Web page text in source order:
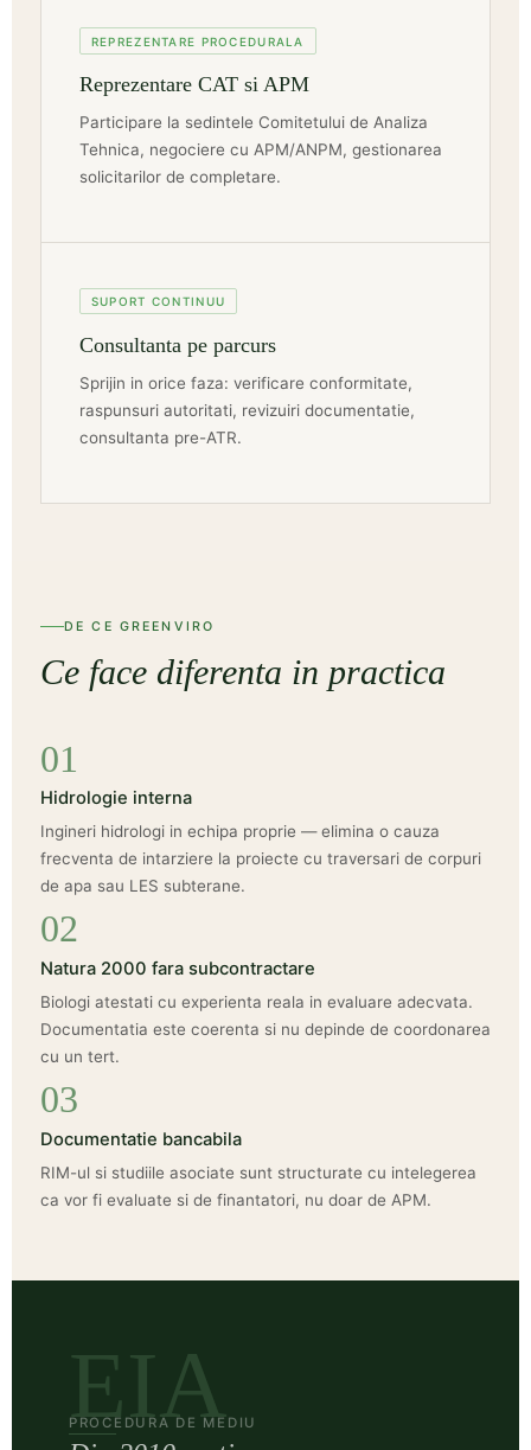
REPREZENTARE PROCEDURALA
Reprezentare CAT si APM
Participare la sedintele Comitetului de Analiza
Tehnica, negociere cu APM/ANPM, gestionarea
solicitarilor de completare.
SUPORT CONTINUU
Consultanta pe parcurs
Sprijin in orice faza: verificare conformitate,
raspunsuri autoritati, revizuiri documentatie,
consultanta pre-ATR.
DE CE GREENVIRO
Ce face diferenta in practica
01
Hidrologie interna
Ingineri hidrologi in echipa proprie — elimina o cauza
frecventa de intarziere la proiecte cu traversari de corpuri
de apa sau LES subterane.
02
Natura 2000 fara subcontractare
Biologi atestati cu experienta reala in evaluare adecvata.
Documentatia este coerenta si nu depinde de coordonarea
cu un tert.
03
Documentatie bancabila
RIM-ul si studiile asociate sunt structurate cu intelegerea
ca vor fi evaluate si de finantatori, nu doar de APM.
EIA
PROCEDURA DE MEDIU